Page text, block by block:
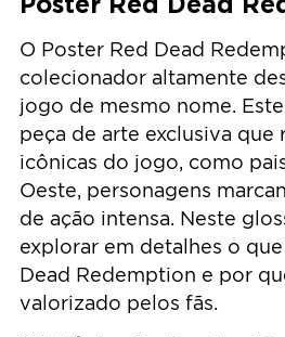
O Poster Red Dead
colecionador altamente
jogo de mesmo nome.
peça de arte exclusiva que
icônicas do jogo, como
Oeste, personagens
de ação intensa. Neste
explorar em detalhes o
Dead Redemption e por
valorizado pelos fãs.